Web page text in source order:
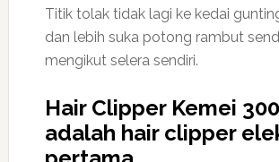
Titik tolak tidak lagi ke kedai
dan lebih suka potong rambut
mengikut selera sendiri.
Hair Clipper Kemei
adalah hair clipper